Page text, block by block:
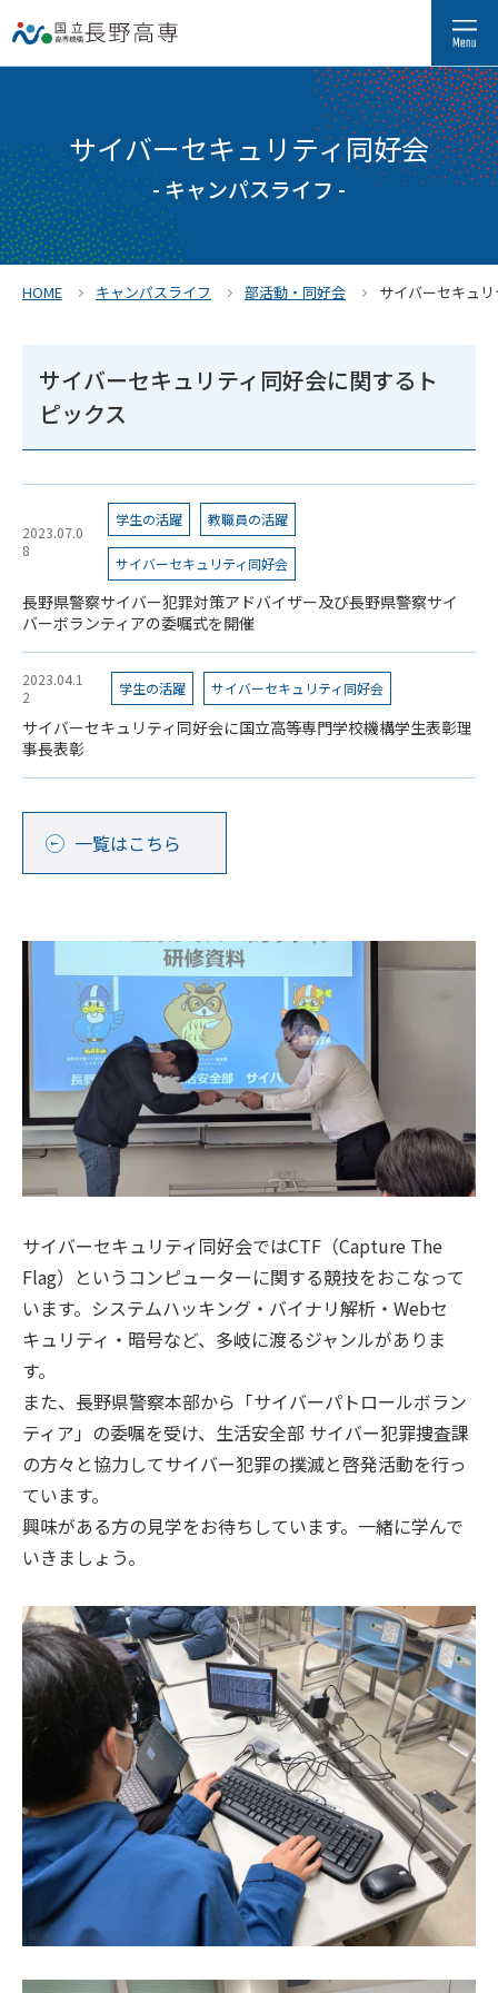
サイバーセキュリティ同好会
- キャンパスライフ -
HOME キャンパスライフ 部活動・同好会 サイバーセキュ
サイバーセキュリティ同好会に関するト
ピックス
2023.07.0
8
学生の活躍 教職員の活躍
サイバーセキュリティ同好会
長野県警察サイバー犯罪対策アドバイザー及び長野県警察サイ
バーボランティアの委嘱式を開催
2023.04.1
2
学生の活躍 サイバーセキュリティ同好会
サイバーセキュリティ同好会に国立高等専門学校機構学生表彰理
事長表彰
一覧はこちら
サイバーセキュリティ同好会ではCTF（Capture The
Flag）というコンピューターに関する競技をおこなって
います。システムハッキング・バイナリ解析・Webセ
キュリティ・暗号など、多岐に渡るジャンルがありま
す。
また、長野県警察本部から「サイバーパトロールボラン
ティア」の委嘱を受け、生活安全部 サイバー犯罪捜査課
の方々と協力してサイバー犯罪の撲滅と啓発活動を行っ
ています。
興味がある方の見学をお待ちしています。一緒に学んで
いきましょう。